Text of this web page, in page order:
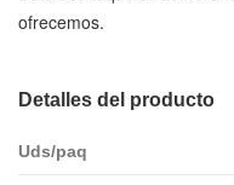
ofrecemos.
Detalles del producto
Uds/paq